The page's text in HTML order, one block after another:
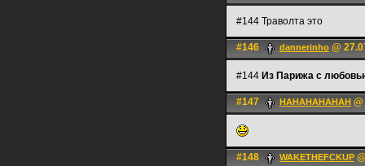
#144 Траволта это
#146 dannerinho @
#144 Из Парижа с
#147 HAHAHAHAHAH
#148 WAKETHEFCKUP